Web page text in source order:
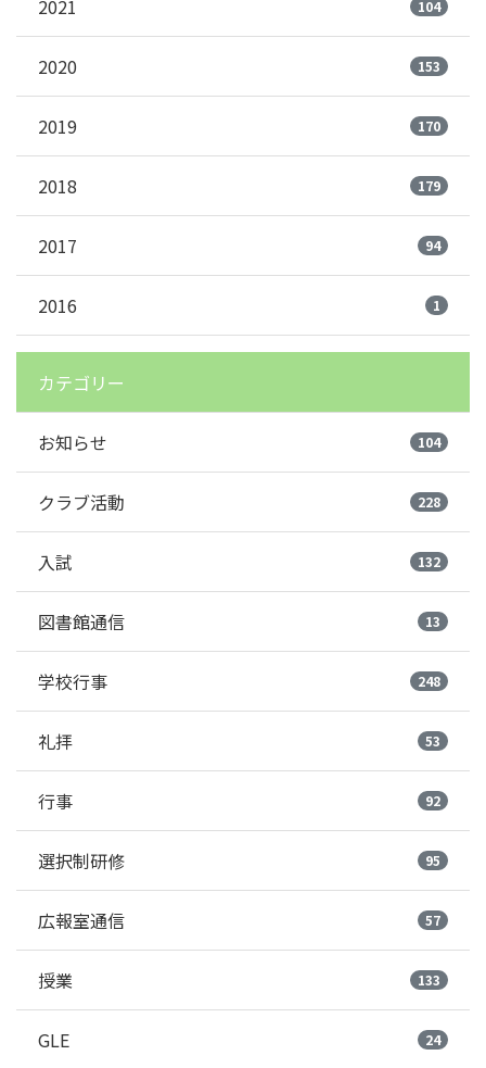
2021 104
2020 153
2019 170
2018 179
2017 94
2016 1
カテゴリー
お知らせ 104
クラブ活動 228
入試 132
図書館通信 13
学校行事 248
礼拝 53
行事 92
選択制研修 95
広報室通信 57
授業 133
GLE 24